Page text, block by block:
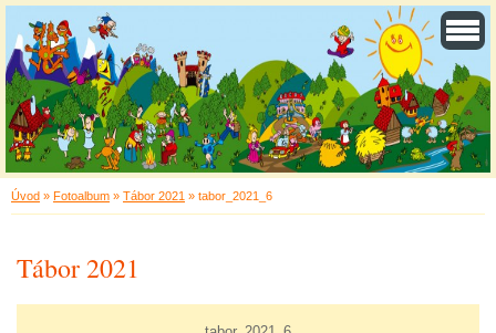
Úvod » Fotoalbum » Tábor 2021 » tabor_2021_6
Tábor 2021